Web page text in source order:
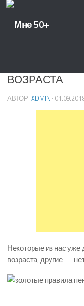
ВОЗРАСТА
АВТОР: ADMIN ·
Некоторые из нас уже
возраста, другие —